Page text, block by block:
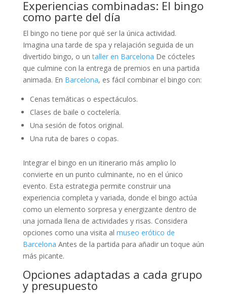
Experiencias combinadas: El bingo
como parte del día
El bingo no tiene por qué ser la única actividad.
Imagina una tarde de spa y relajación seguida de un
divertido bingo, o untaller en Barcelona De cócteles
que culmine con la entrega de premios en una partida
animada. En Barcelona, es fácil combinar el bingo con:
Cenas temáticas o espectáculos.
Clases de baile o coctelería.
Una sesión de fotos original.
Una ruta de bares o copas.
Integrar el bingo en un itinerario más amplio lo
convierte en un punto culminante, no en el único
evento. Esta estrategia permite construir una
experiencia completa y variada, donde el bingo actúa
como un elemento sorpresa y energizante dentro de
una jornada llena de actividades y risas. Considera
opciones como una visita al museo erótico de
Barcelona Antes de la partida para añadir un toque aún
más picante.
Opciones adaptadas a cada grupo
y presupuesto